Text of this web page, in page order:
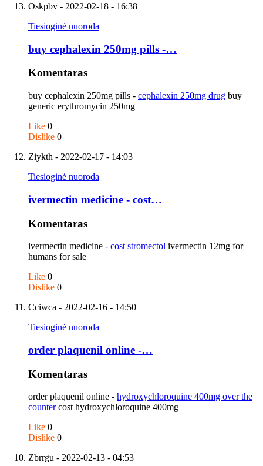
Oskpbv - 2022-02-18 - 16:38
Tiesioginė nuoroda
buy cephalexin 250mg pills -…
Komentaras
buy cephalexin 250mg pills - cephalexin 250mg drug buy
generic erythromycin 250mg
Like 0
Dislike 0
Ziykth - 2022-02-17 - 14:03
Tiesioginė nuoroda
ivermectin medicine - cost…
Komentaras
ivermectin medicine - cost stromectol ivermectin 12mg for
humans for sale
Like 0
Dislike 0
Cciwca - 2022-02-16 - 14:50
Tiesioginė nuoroda
order plaquenil online -…
Komentaras
order plaquenil online - hydroxychloroquine 400mg over the
countercost hydroxychloroquine 400mg
Like 0
Dislike 0
Zbrrgu - 2022-02-13 - 04:53